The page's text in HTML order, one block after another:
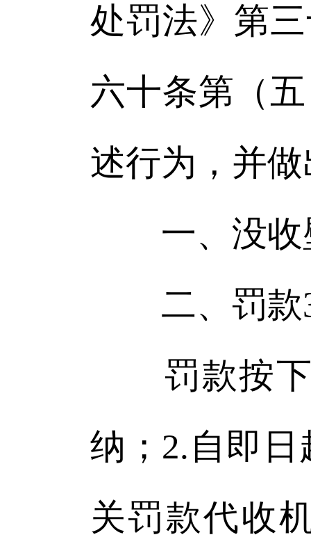
处罚法》第
六十条第（
述行为，并
一、没收
二、罚款
罚款按下
纳；2.自即
关罚款代收